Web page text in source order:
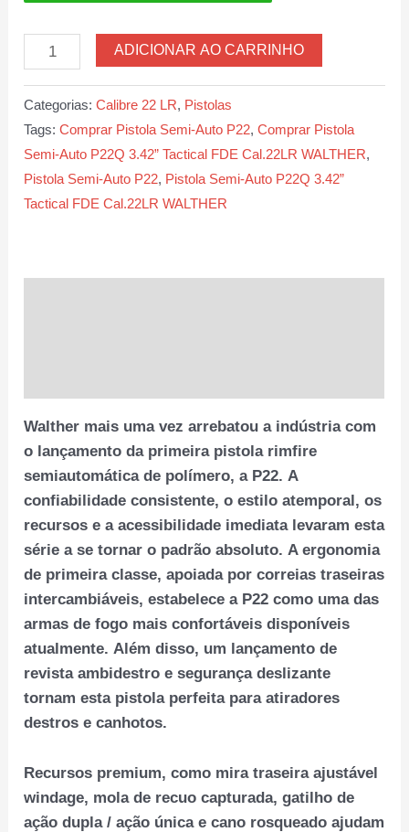
Pistola
Semi-
ADICIONAR AO CARRINHO
Categorias:Calibre 22 LR, Pistolas
Tags:Comprar Pistola Semi-Auto P22,Comprar Pistola
Semi-Auto P22Q 3.42” Tactical FDE Cal.22LR WALTHER,
Pistola Semi-Auto P22, Pistola Semi-Auto P22Q 3.42”
Tactical FDE Cal.22LR WALTHER
Walther mais uma vez arrebatou a indústria com
o lançamento da primeira pistola rimfire
semiautomática de polímero, a P22. A
confiabilidade consistente, o estilo atemporal, os
recursos e a acessibilidade imediata levaram esta
série a se tornar o padrão absoluto. A ergonomia
de primeira classe, apoiada por correias traseiras
intercambiáveis, estabelece a P22 como uma das
armas de fogo mais confortáveis ​​disponíveis
atualmente. Além disso, um lançamento de
revista ambidestro e segurança deslizante
tornam esta pistola perfeita para atiradores
destros e canhotos.
Recursos premium, como mira traseira ajustável
windage, mola de recuo capturada, gatilho de
ação dupla / ação única e cano rosqueado ajudam